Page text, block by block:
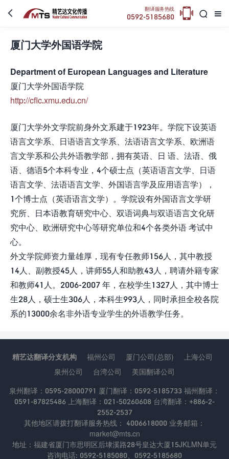
 

翻译服务热线
0592-5185680 
厦门大学外国语学院
Department of European Languages and Literature
厦门大学外国语学院
http://cflc.xmu.edu.cn/
厦门大学外文学院前身外文系建于1923年。学院下设英语
语言文学系、日语语言文学系、法语语言文学系、欧洲语
言文学系和公共外语教学部，拥有英语、日 语、法语、俄
语、德语5个本科专业，4个硕士点（英语语言文学、日语
语言文学、法语语言文学、外国语言学及应用语言学），
1个博士点（英语语言文学）。学院设有外国语言文学研
究所、日本语教育研究中心、双语词典与双语语言文化研
究中心、欧洲研究中心等研究单位和4个各类外语 考试中
心。
外文学院师资力量雄厚，现有专任教师156人，其中教授
14人、副教授45人，讲师55人和助教43人，聘请外籍专家
和教师41人。2006-2007 年，在校学生1327人，其中博士
生28人，硕士生306人，本科生993人，同时承担全校各院
系的13000余名非外语专业学生的外语教学任务。
精艺达翻译分支机构 福州公司 厦门公司(总部)
上海公司
泉州公司
台湾公司 美国翻译公司
泉州翻译：0595-28000791 厦门翻译：0592-5185733 福州翻译：
0591-87825486 上海翻译：021-50260608 台湾翻译：+886-2-
2552-2537
其他地区请拨打翻译服务热线： 4006618000 业务邮箱：
market@mts.cn
地址：福建省厦门市思明区后埭溪路28号皇达大厦15JKLMN单元
咨询电话: 0592-5185080、0592-5185680